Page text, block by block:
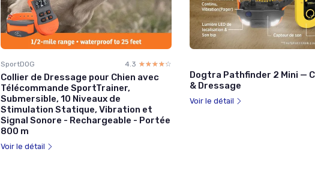
SportDOG 4.3 ☆☆☆☆☆
★★★★★
Collier de Dressage pour Chien avec
Télécommande SportTrainer,
Submersible, 10 Niveaux de
Stimulation Statique, Vibration et
Signal Sonore - Rechargeable - Portée
800 m
Voir le détail
Dogtra Pathfinder 2 Mini —
& Dressage
Voir le détail